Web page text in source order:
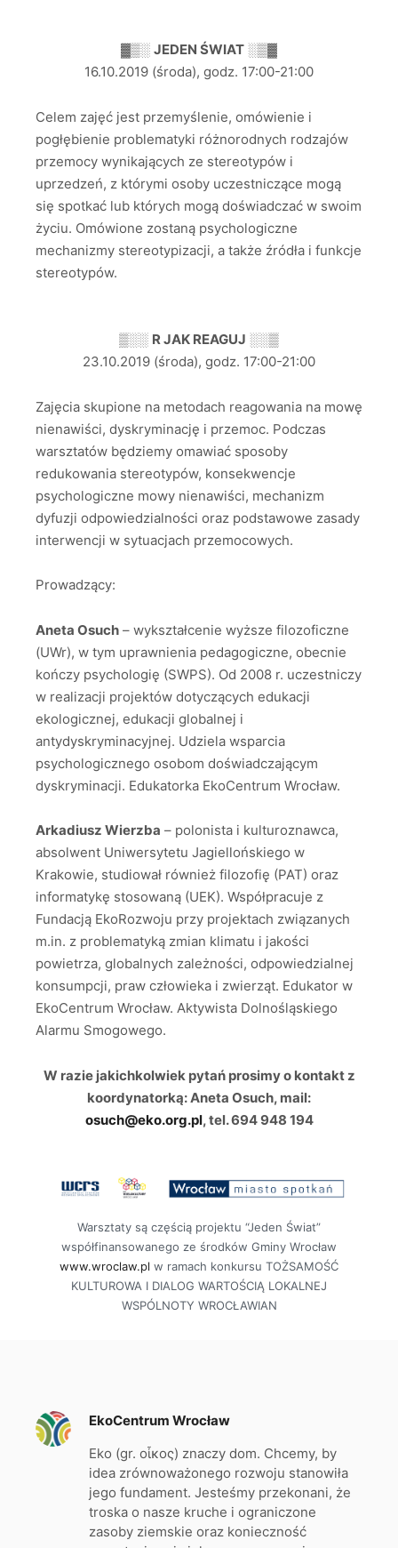
▓▒░ JEDEN ŚWIAT ░▒▓
16.10.2019 (środa), godz. 17:00-21:00
Celem zajęć jest przemyślenie, omówienie i
pogłębienie problematyki różnorodnych rodzajów
przemocy wynikających ze stereotypów i
uprzedzeń, z którymi osoby uczestniczące mogą
się spotkać lub których mogą doświadczać w swoim
życiu. Omówione zostaną psychologiczne
mechanizmy stereotypizacji, a także źródła i funkcje
stereotypów.
▒░░ R JAK REAGUJ ░░▒
23.10.2019 (środa), godz. 17:00-21:00
Zajęcia skupione na metodach reagowania na mowę
nienawiści, dyskryminację i przemoc. Podczas
warsztatów będziemy omawiać sposoby
redukowania stereotypów, konsekwencje
psychologiczne mowy nienawiści, mechanizm
dyfuzji odpowiedzialności oraz podstawowe zasady
interwencji w sytuacjach przemocowych.
Prowadzący:
Aneta Osuch – wykształcenie wyższe filozoficzne
(UWr), w tym uprawnienia pedagogiczne, obecnie
kończy psychologię (SWPS). Od 2008 r. uczestniczy
w realizacji projektów dotyczących edukacji
ekologicznej, edukacji globalnej i
antydyskryminacyjnej. Udziela wsparcia
psychologicznego osobom doświadczającym
dyskryminacji. Edukatorka EkoCentrum Wrocław.
Arkadiusz Wierzba – polonista i kulturoznawca,
absolwent Uniwersytetu Jagiellońskiego w
Krakowie, studiował również filozofię (PAT) oraz
informatykę stosowaną (UEK). Współpracuje z
Fundacją EkoRozwoju przy projektach związanych
m.in. z problematyką zmian klimatu i jakości
powietrza, globalnych zależności, odpowiedzialnej
konsumpcji, praw człowieka i zwierząt. Edukator w
EkoCentrum Wrocław. Aktywista Dolnośląskiego
Alarmu Smogowego.
W razie jakichkolwiek pytań prosimy o kontakt z
koordynatorką: Aneta Osuch, mail:
osuch@eko.org.pl, tel. 694 948 194
Warsztaty są częścią projektu “Jeden Świat”
współfinansowanego ze środków Gminy Wrocław
www.wroclaw.pl w ramach konkursu TOŻSAMOŚĆ
KULTUROWA I DIALOG WARTOŚCIĄ LOKALNEJ
WSPÓLNOTY WROCŁAWIAN
EkoCentrum Wrocław
Eko (gr. οἶκος) znaczy dom. Chcemy, by
idea zrównoważonego rozwoju stanowiła
jego fundament. Jesteśmy przekonani, że
troska o nasze kruche i ograniczone
zasoby ziemskie oraz konieczność